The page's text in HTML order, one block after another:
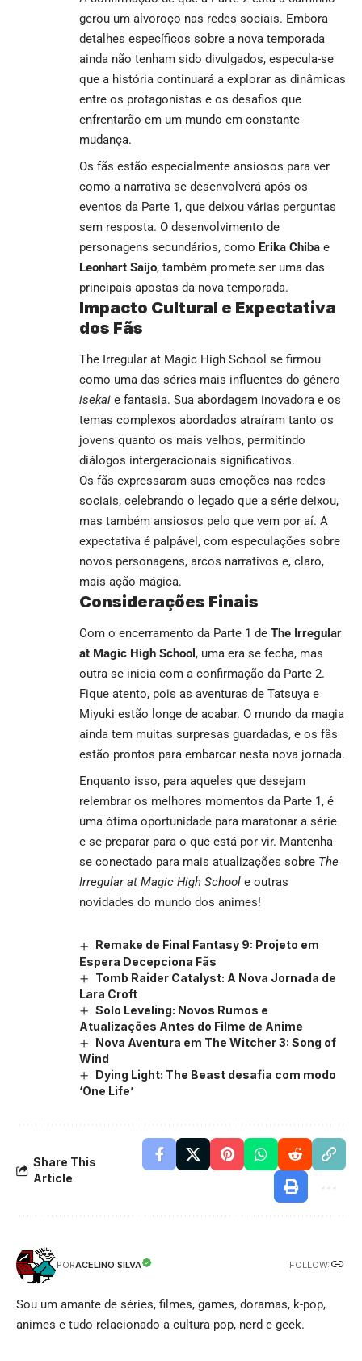
gerou um alvoroço nas redes sociais. Embora
detalhes específicos sobre a nova temporada
ainda não tenham sido divulgados, especula-se
que a história continuará a explorar as dinâmicas
entre os protagonistas e os desafios que
enfrentarão em um mundo em constante
mudança.
Os fãs estão especialmente ansiosos para ver
como a narrativa se desenvolverá após os
eventos da Parte 1, que deixou várias perguntas
sem resposta. O desenvolvimento de
personagens secundários, como Erika Chiba e
Leonhart Saijo, também promete ser uma das
principais apostas da nova temporada.
Impacto Cultural e Expectativa
dos Fãs
The Irregular at Magic High School se firmou
como uma das séries mais influentes do gênero
isekai e fantasia. Sua abordagem inovadora e os
temas complexos abordados atraíram tanto os
jovens quanto os mais velhos, permitindo
diálogos intergeracionais significativos.
Os fãs expressaram suas emoções nas redes
sociais, celebrando o legado que a série deixou,
mas também ansiosos pelo que vem por aí. A
expectativa é palpável, com especulações sobre
novos personagens, arcos narrativos e, claro,
mais ação mágica.
Considerações Finais
Com o encerramento da Parte 1 de The Irregular
at Magic High School , uma era se fecha, mas
outra se inicia com a confirmação da Parte 2.
Fique atento, pois as aventuras de Tatsuya e
Miyuki estão longe de acabar. O mundo da magia
ainda tem muitas surpresas guardadas, e os fãs
estão prontos para embarcar nesta nova jornada.
Enquanto isso, para aqueles que desejam
relembrar os melhores momentos da Parte 1, é
uma ótima oportunidade para maratonar a série
e se preparar para o que está por vir. Mantenha-
se conectado para mais atualizações sobre The
Irregular at Magic High School e outras
novidades do mundo dos animes!
Remake de Final Fantasy 9: Projeto em
Espera Decepciona Fãs
Tomb Raider Catalyst: A Nova Jornada de
Lara Croft
Solo Leveling: Novos Rumos e
Atualizações Antes do Filme de Anime
Nova Aventura em The Witcher 3: Song of
Wind
Dying Light: The Beast desafia com modo
‘One Life’
Share This
Article
PORACELINO SILVA FOLLOW:
Sou um amante de séries, filmes, games, doramas, k-pop,
animes e tudo relacionado a cultura pop, nerd e geek.